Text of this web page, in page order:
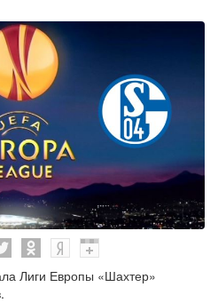
Лиги Европы «Шахтер»